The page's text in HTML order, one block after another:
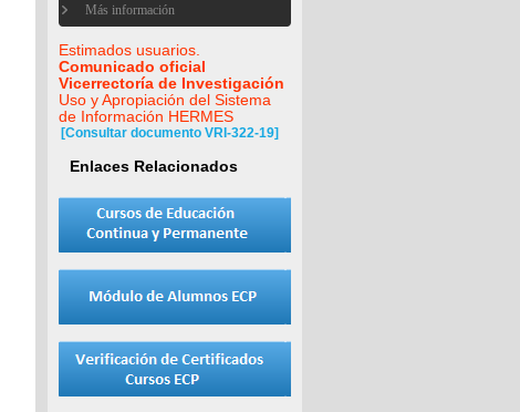
Más información
Estimados usuarios.
Comunicado oficial
Vicerrectoría de Investigación
Uso y Apropiación del Sistema
de Información HERMES
[Consultar documento VRI-322-19]
Enlaces Relacionados